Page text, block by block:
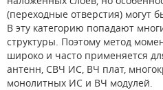
(переходные отверстия) могут
В эту категорию попадают
структуры. Поэтому метод
широко и часто применяется
антенн, СВЧ ИС, ВЧ плат,
монолитных ИС и ВЧ модулей.